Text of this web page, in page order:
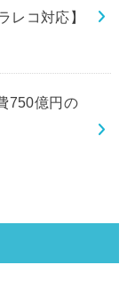
レコ対応】
750億円の